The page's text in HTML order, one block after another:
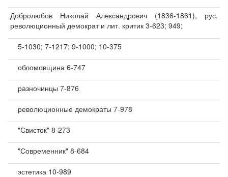
Добролюбов Николай Александрович (1836-1861), рус.
революционный демократ и лит. критик 3-623; 949;
5-1030; 7-1217; 9-1000; 10-375
обломовщина 6-747
разночинцы 7-876
революционные демократы 7-978
"Свисток" 8-273
"Современник" 8-684
эстетика 10-989